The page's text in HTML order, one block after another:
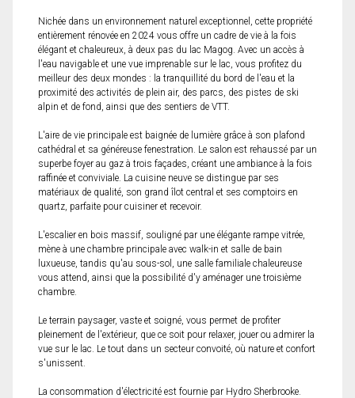
Nichée dans un environnement naturel exceptionnel, cette propriété
entièrement rénovée en 2024 vous offre un cadre de vie à la fois
élégant et chaleureux, à deux pas du lac Magog. Avec un accès à
l'eau navigable et une vue imprenable sur le lac, vous profitez du
meilleur des deux mondes : la tranquillité du bord de l'eau et la
proximité des activités de plein air, des parcs, des pistes de ski
alpin et de fond, ainsi que des sentiers de VTT.
L'aire de vie principale est baignée de lumière grâce à son plafond
cathédral et sa généreuse fenestration. Le salon est rehaussé par un
superbe foyer au gaz à trois façades, créant une ambiance à la fois
raffinée et conviviale. La cuisine neuve se distingue par ses
matériaux de qualité, son grand îlot central et ses comptoirs en
quartz, parfaite pour cuisiner et recevoir.
L'escalier en bois massif, souligné par une élégante rampe vitrée,
mène à une chambre principale avec walk-in et salle de bain
luxueuse, tandis qu'au sous-sol, une salle familiale chaleureuse
vous attend, ainsi que la possibilité d'y aménager une troisième
chambre.
Le terrain paysager, vaste et soigné, vous permet de profiter
pleinement de l'extérieur, que ce soit pour relaxer, jouer ou admirer la
vue sur le lac. Le tout dans un secteur convoité, où nature et confort
s'unissent.
La consommation d'électricité est fournie par Hydro Sherbrooke.